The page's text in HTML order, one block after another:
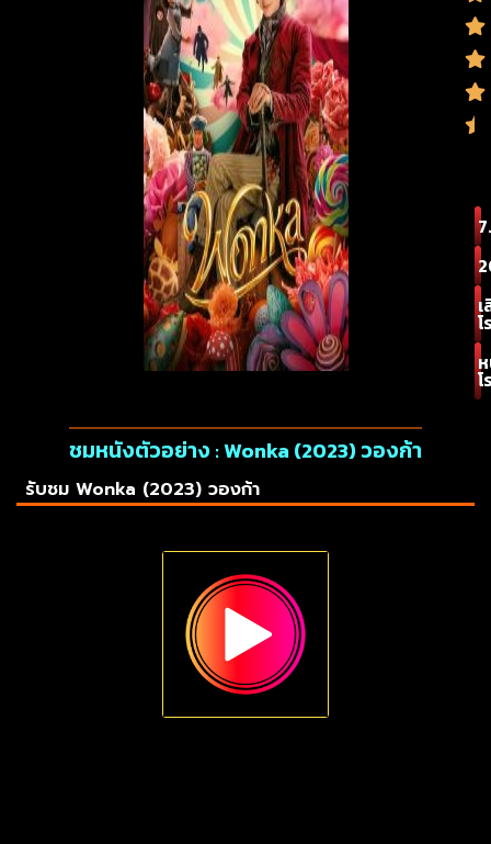
โ
โ
ชมหนังตัวอย่าง : Wonka (2023) วองก้า
รับชม Wonka (2023) วองก้า